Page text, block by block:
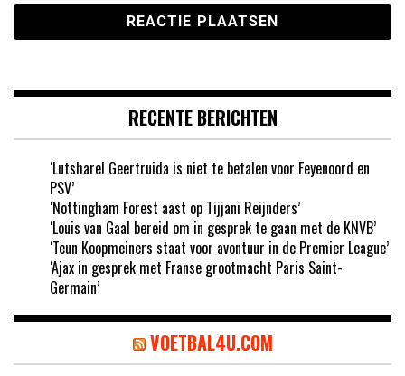
RECENTE BERICHTEN
‘Lutsharel Geertruida is niet te betalen voor Feyenoord en
PSV’
‘Nottingham Forest aast op Tijjani Reijnders’
‘Louis van Gaal bereid om in gesprek te gaan met de KNVB’
‘Teun Koopmeiners staat voor avontuur in de Premier League’
‘Ajax in gesprek met Franse grootmacht Paris Saint-
Germain’
VOETBAL4U.COM